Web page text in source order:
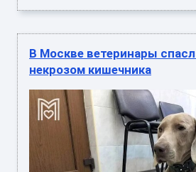
В Москве ветеринары
некрозом кишечника